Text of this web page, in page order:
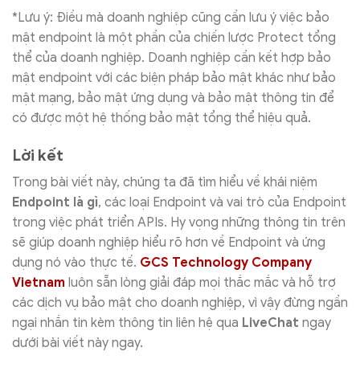
*Lưu ý: Điều mà doanh nghiệp cũng cần lưu ý việc bảo
mật endpoint là một phần của chiến lược Protect tổng
thể của doanh nghiệp. Doanh nghiệp cần kết hợp bảo
mật endpoint với các biện pháp bảo mật khác như bảo
mật mạng, bảo mật ứng dụng và bảo mật thông tin để
có được một hệ thống bảo mật tổng thể hiệu quả.
Lời kết
Trong bài viết này, chúng ta đã tìm hiểu về khái niệm
Endpoint là gì, các loại Endpoint và vai trò của Endpoint
trong việc phát triển APIs. Hy vọng những thông tin trên
sẽ giúp doanh nghiệp hiểu rõ hơn về Endpoint và ứng
dụng nó vào thực tế. GCS Technology Company
Vietnam luôn sẵn lòng giải đáp mọi thắc mắc và hỗ trợ
các dịch vụ bảo mật cho doanh nghiệp, vì vậy đừng ngần
ngại nhắn tin kèm thông tin liên hệ qua LiveChat ngay
dưới bài viết này ngay.